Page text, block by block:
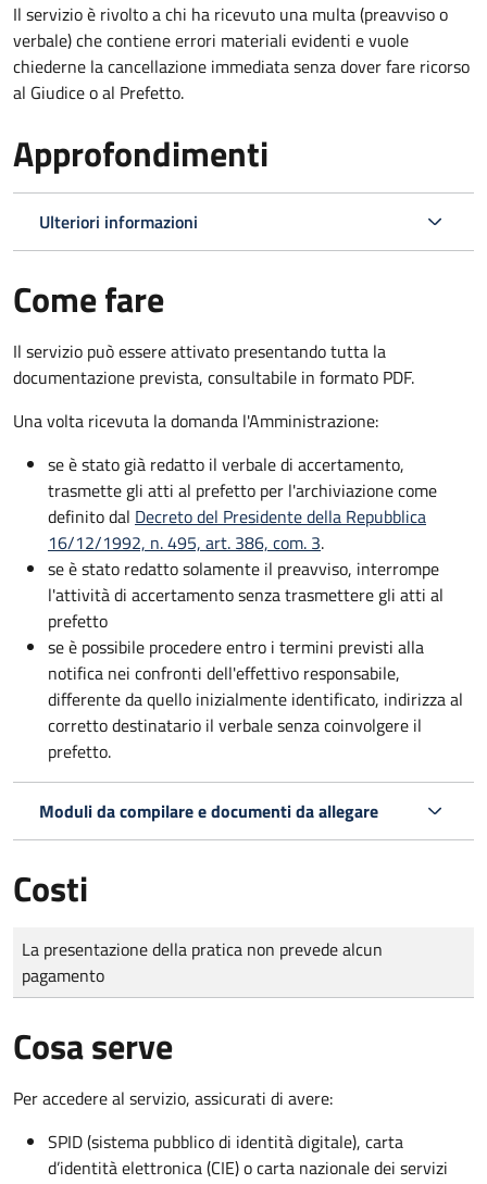
Il servizio è rivolto a chi ha ricevuto una multa (preavviso o
verbale) che contiene errori materiali evidenti e vuole
chiederne la cancellazione immediata senza dover fare ricorso
al Giudice o al Prefetto.
Approfondimenti
Ulteriori informazioni
Come fare
Il servizio può essere attivato presentando tutta la
documentazione prevista, consultabile in formato PDF.
Una volta ricevuta la domanda l'Amministrazione:
se è stato già redatto il verbale di accertamento,
trasmette gli atti al prefetto per l'archiviazione come
definito dal Decreto del Presidente della Repubblica
16/12/1992, n. 495, art. 386, com. 3.
se è stato redatto solamente il preavviso, interrompe
l'attività di accertamento senza trasmettere gli atti al
prefetto
se è possibile procedere entro i termini previsti alla
notifica nei confronti dell'effettivo responsabile,
differente da quello inizialmente identificato, indirizza al
corretto destinatario il verbale senza coinvolgere il
prefetto.
Moduli da compilare e documenti da allegare
Costi
Tipo di pagamento
Importo
La presentazione della pratica non prevede alcun
pagamento
Cosa serve
Per accedere al servizio, assicurati di avere:
SPID (sistema pubblico di identità digitale), carta
d’identità elettronica (CIE) o carta nazionale dei servizi